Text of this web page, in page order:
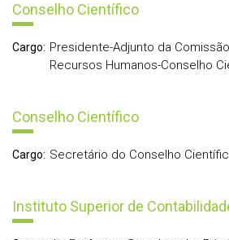
Conselho Científico
Cargo: Presidente-Adjunto da
Recursos Humanos-Conselho
Conselho Científico
Cargo: Secretário do Conselho
Instituto Superior de